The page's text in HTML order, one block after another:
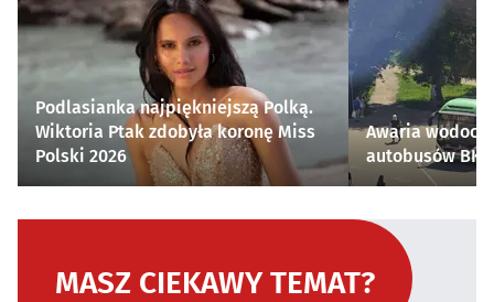
Podlasianka najpiękniejszą Polką.
Wiktoria Ptak zdobyła koronę Miss
Polski 2026
Awaria
autobusów
MASZ CIEKAWY TEMAT?